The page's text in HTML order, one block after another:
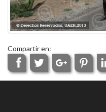
Compartir en: